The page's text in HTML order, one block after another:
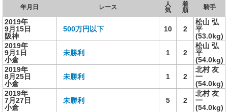
年月日 レース
人
気
着
順
騎手
2019年
9月15日
阪神
500万円以下 10 2
松山 弘
平
(53.0kg)
2019年
9月1日
小倉
未勝利 1 2
松山 弘
平
(54.0kg)
2019年
8月25日
小倉
未勝利 1 2
北村 友
一
(54.0kg)
2019年
7月27日
小倉
未勝利 5 2
北村 友
一
(54.0kg)